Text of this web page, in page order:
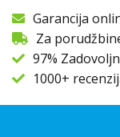
Garancija
Za
97%
1000+